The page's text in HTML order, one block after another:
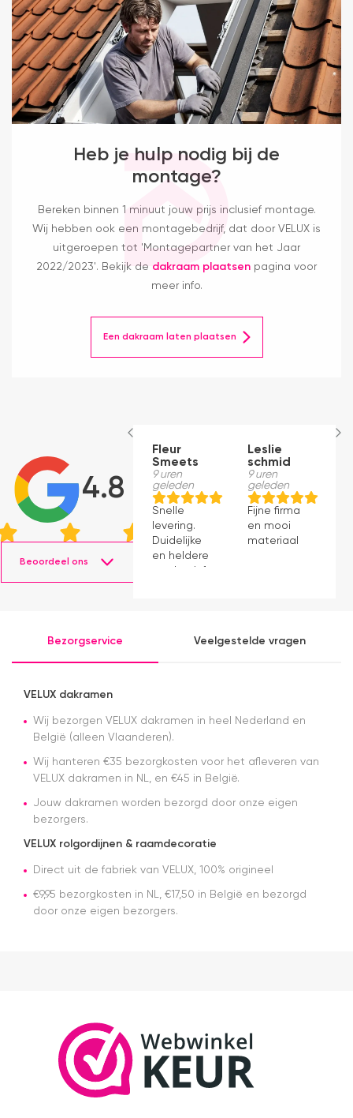
Heb je hulp nodig bij de
montage?
Bereken binnen 1 minuut jouw prijs inclusief montage.
Wij hebben ook een montagebedrijf, dat door VELUX is
uitgeroepen tot 'Montagepartner van het Jaar
2022/2023'. Bekijk de dakraam plaatsen pagina voor
meer info.
Een dakraam laten plaatsen
4.8
Beoordeel ons
Fleur
Smeets
9 uren
geleden
Snelle
levering.
Duidelijke
en heldere
productinformatie.
prijs.
zoals
aangegeven.
Leslie
schmid
9 uren
geleden
Fijne firma
en mooi
materiaal
Bezorgservice Veelgestelde vragen
VELUX dakramen
Wij bezorgen VELUX dakramen in heel Nederland en
België (alleen Vlaanderen).
Wij hanteren €35 bezorgkosten voor het afleveren van
VELUX dakramen in NL, en €45 in België.
Jouw dakramen worden bezorgd door onze eigen
bezorgers.
VELUX rolgordijnen & raamdecoratie
Direct uit de fabriek van VELUX, 100% origineel
€9,95 bezorgkosten in NL, €17,50 in België en bezorgd
door onze eigen bezorgers.